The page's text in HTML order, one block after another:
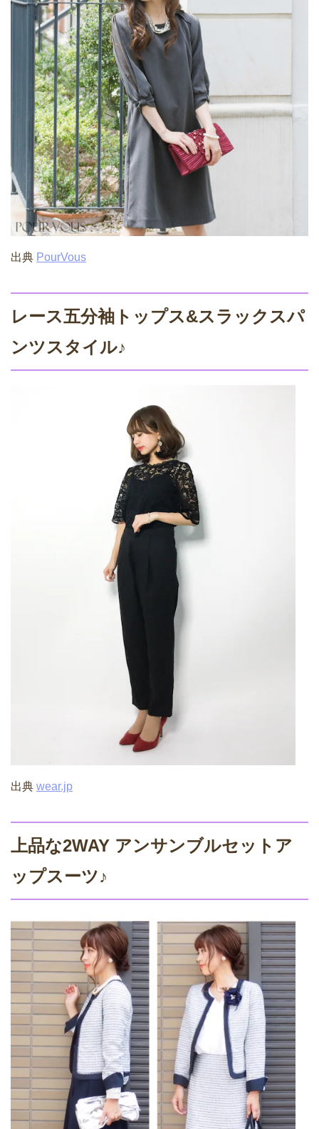
出典 PourVous
レース五分袖トップス&スラックスパ
ンツスタイル♪
出典 wear.jp
上品な2WAY アンサンブルセットア
ップスーツ♪